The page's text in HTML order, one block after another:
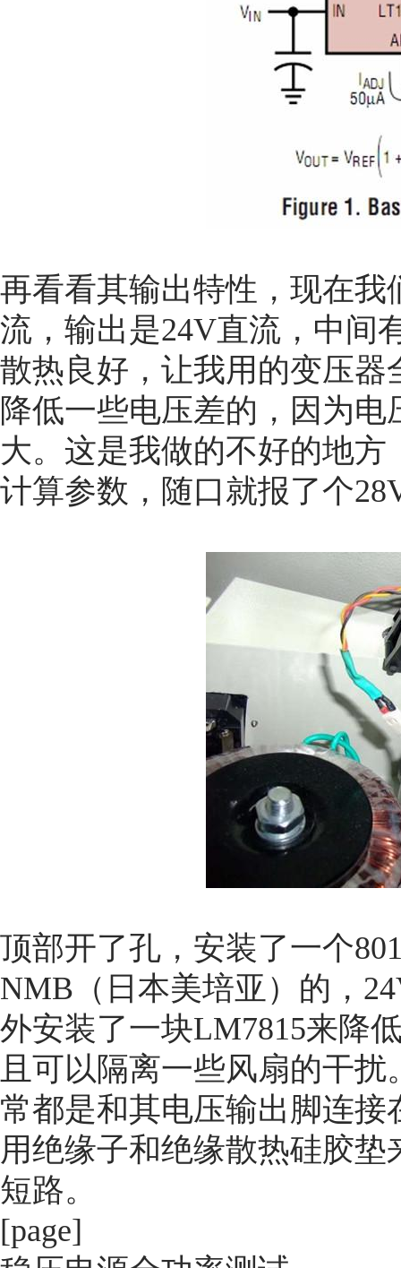
再看看其输出特性，现在
流，输出是24V直流，中间
散热良好，让我用的变压
降低一些电压差的，因为
大。这是我做的不好的地
计算参数，随口就报了个
顶部开了孔，安装了一个
NMB（日本美培亚）的，
外安装了一块LM7815来降
且可以隔离一些风扇的干
常都是和其电压输出脚连
用绝缘子和绝缘散热硅胶
短路。
[page]